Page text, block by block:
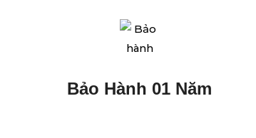
Bảo Hành 01 Năm